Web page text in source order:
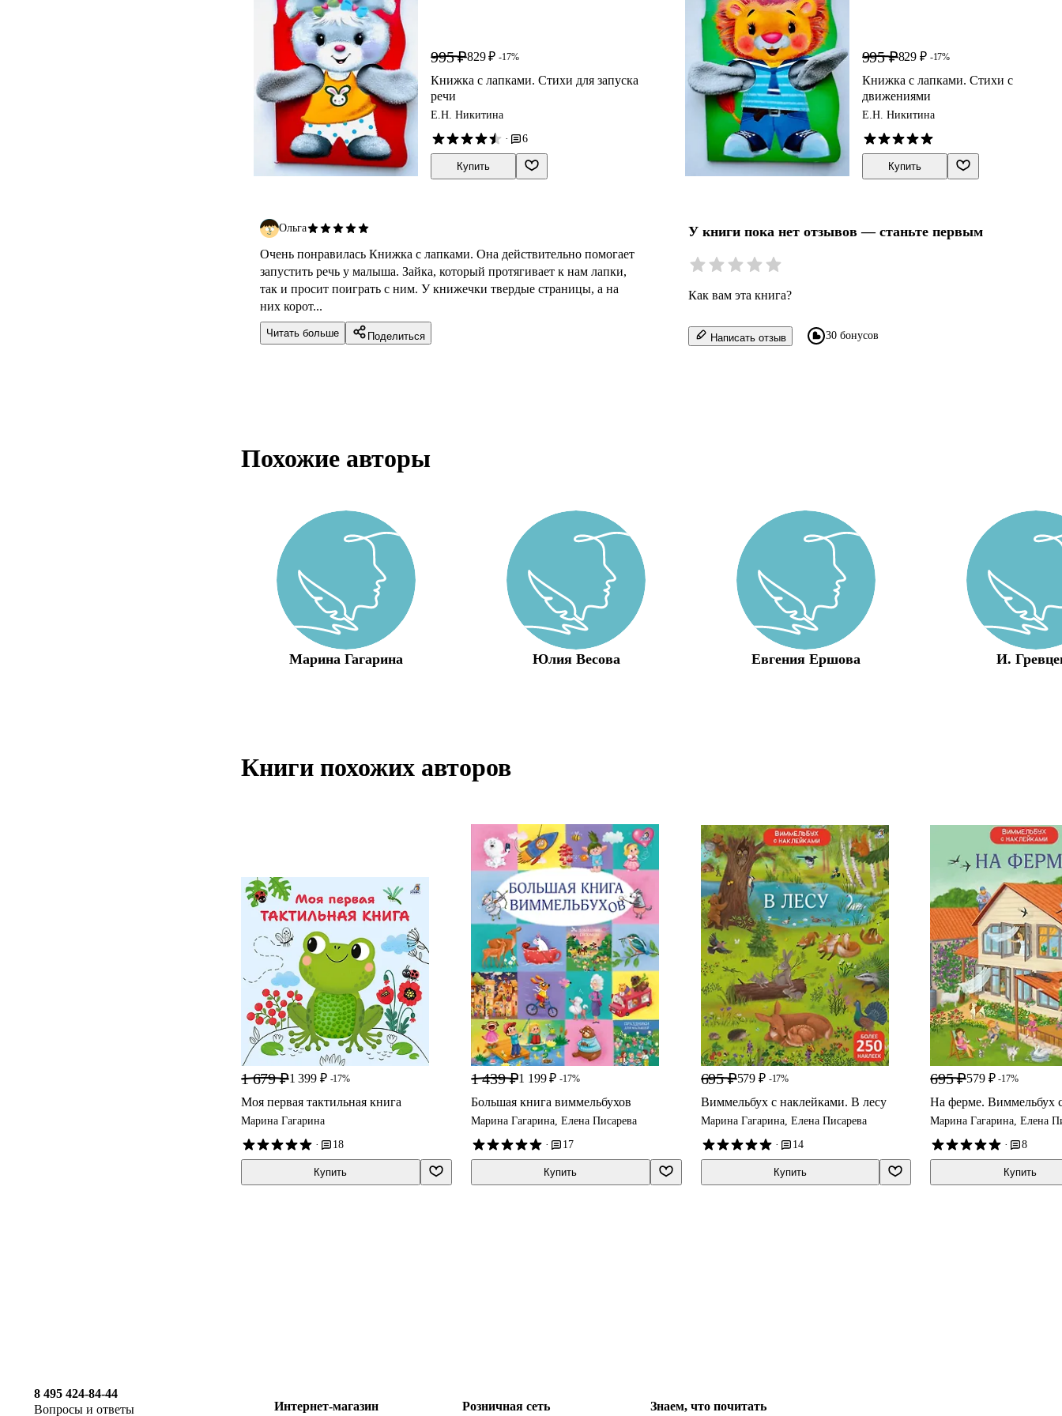
995 ₽829 ₽ -17%
Книжка с лапками. Стихи для запуска
речи
Е.Н. Никитина
·
6
Купить
Ольга
Очень понравилась Книжка с лапками. Она действительно помогает
запустить речь у малыша. Зайка, который протягивает к нам лапки,
так и просит поиграть с ним. У книжечки твердые страницы, а на
них корот...
Читать больше Поделиться
995 ₽829 ₽ -17%
Книжка с лапками. Стихи с
движениями
Е.Н. Никитина
Купить
У книги пока нет отзывов — станьте первым
Как вам эта книга?
Написать отзыв 30 бонусов
Похожие авторы
Марина Гагарина Юлия Весова Евгения Ершова И.
Книги похожих авторов
1 679 ₽1 399 ₽ -17%
Моя первая тактильная книга
Марина Гагарина
·
18
Купить
1 439 ₽1 199 ₽ -17%
Большая книга виммельбухов
Марина Гагарина, Елена Писарева
·
17
Купить
695 ₽579 ₽ -17%
Виммельбух с наклейками. В лесу
Марина Гагарина, Елена Писарева
·
14
Купить
695 ₽579 ₽ -17%
На ферме. Виммельбух
Марина Гагарина, Елена
·
8
Купить
8 495 424-84-44
Вопросы и ответы
Интернет-магазин Розничная сеть Знаем, что почитать